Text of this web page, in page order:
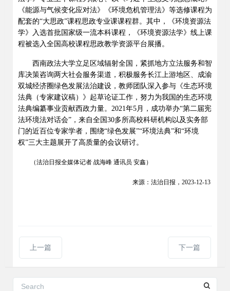
《能源与气候变化应对法》《环境危机管理法》等选修课程为
配套的“大思政”课程思政专业课课程群。其中，《环境资源法
学》入选首批国家级一流本科课程，《环境资源法学》线上课
程被选入全国高校课程思政教学资源平台展播。
西南政法大学立足区域辐射全国，紧抓地方立法服务和智
库决策咨询两大社会服务渠道，积极服务长江上游地区、成渝
双城经济圈绿色发展法治建设，教师团队深入参与《生态环境
法典（专家建议稿）》起草论证工作，努力为我国的生态环境
法典编纂事业贡献西政力量。 2021年5 月，成功举办“第二届宪
法环境法对话会” ，来自全国30多所高校科研机构以及实务部
门的近百位专家学者，围绕“绿色发展”“环境法典”和“环境
权”三大主题展开了高质量的会议研讨。
（法治日报全媒体记者 战海峰 通讯员 安鑫）
来源：法治日报， 2023-12-13
上一篇 下一篇